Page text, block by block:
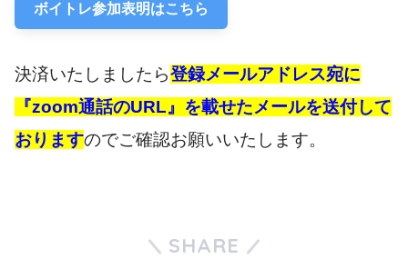
ボイトレ参加表明はこちら
決済いたしましたら登録メールアドレス宛に
『zoom通話のURL』を載せたメールを送付して
おりますのでご確認お願いいたします。
SHARE